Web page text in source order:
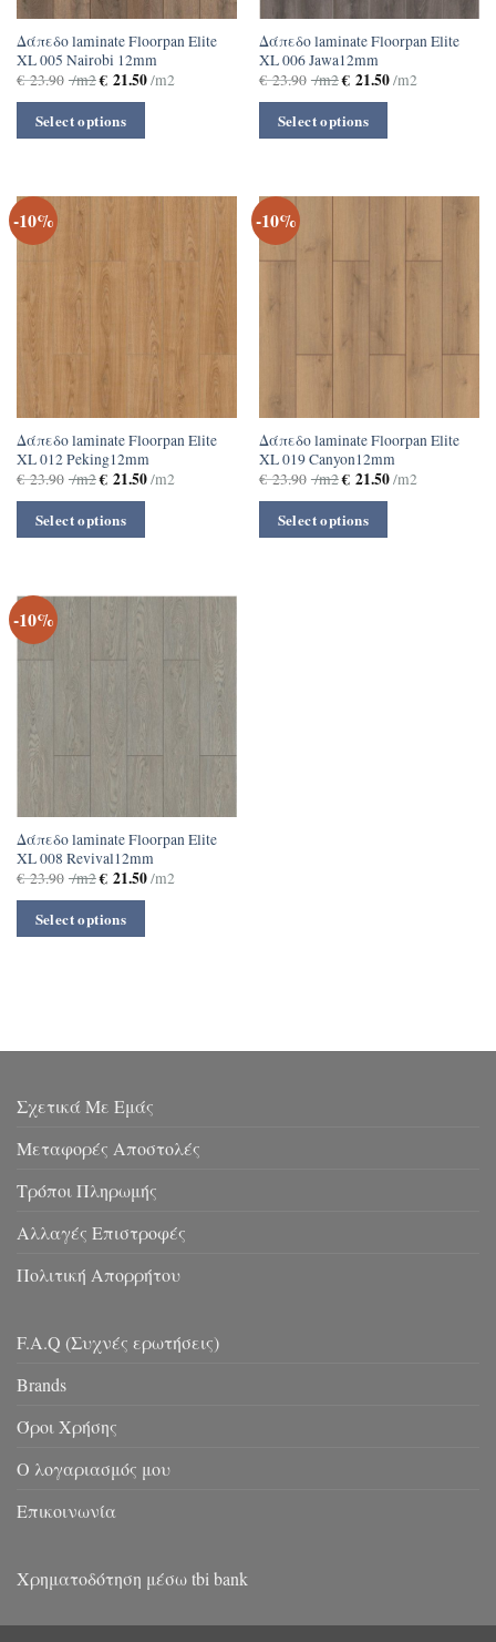
Δάπεδο laminate Floorpan Elite
XL 005 Nairobi 12mm
€23.90 /m2€21.50/m2
Select options
Δάπεδο laminate Floorpan Elite
XL 006 Jawa12mm
€23.90 /m2€21.50/m2
Select options
-10%
Δάπεδο laminate Floorpan Elite
XL 012 Peking12mm
€23.90 /m2€21.50/m2
Select options
-10%
Δάπεδο laminate Floorpan Elite
XL 019 Canyon12mm
€23.90 /m2€21.50/m2
Select options
-10%
Δάπεδο laminate Floorpan Elite
XL 008 Revival12mm
€23.90 /m2€21.50/m2
Select options
Σχετικά Με Εμάς
Μεταφορές Αποστολές
Τρόποι Πληρωμής
Αλλαγές Επιστροφές
Πολιτική Απορρήτου
F.A.Q (Συχνές ερωτήσεις)
Brands
Όροι Χρήσης
Ο λογαριασμός μου
Επικοινωνία
Χρηματοδότηση μέσω tbi bank